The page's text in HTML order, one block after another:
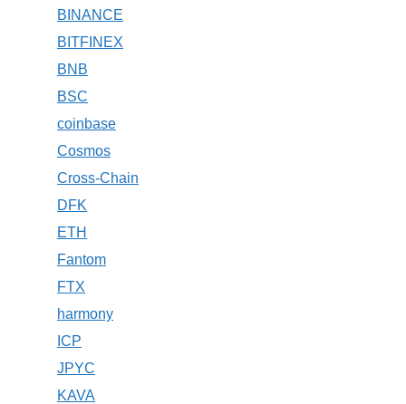
BINANCE
BITFINEX
BNB
BSC
coinbase
Cosmos
Cross-Chain
DFK
ETH
Fantom
FTX
harmony
ICP
JPYC
KAVA